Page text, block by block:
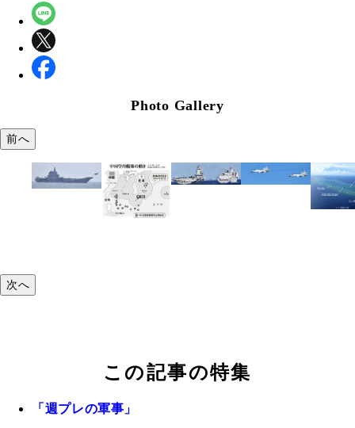
Photo Gallery
前へ
次へ
この記事の特集
「週プレの軍事」